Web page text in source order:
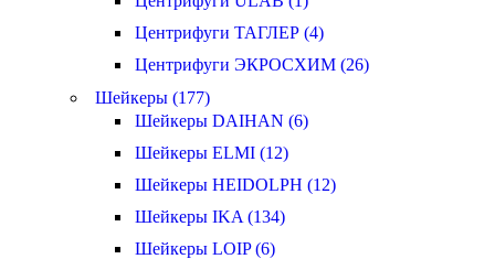
Центрифуги ТАГЛЕР (4)
Центрифуги ЭКРОСХИМ (26)
Шейкеры (177)
Шейкеры DAIHAN (6)
Шейкеры ELMI (12)
Шейкеры HEIDOLPH (12)
Шейкеры IKA (134)
Шейкеры LOIP (6)